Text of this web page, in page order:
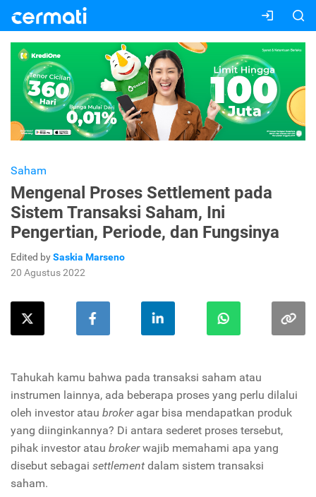
Saham
Mengenal Proses Settlement pada
Sistem Transaksi Saham, Ini
Pengertian, Periode, dan Fungsinya
Edited bySaskia Marseno
20 Agustus 2022
Tahukah kamu bahwa pada transaksi saham atau
instrumen lainnya, ada beberapa proses yang perlu dilalui
oleh investor atau broker agar bisa mendapatkan produk
yang diinginkannya? Di antara sederet proses tersebut,
pihak investor atau brokerwajib memahami apa yang
disebut sebagai settlement dalam sistem transaksi
saham.